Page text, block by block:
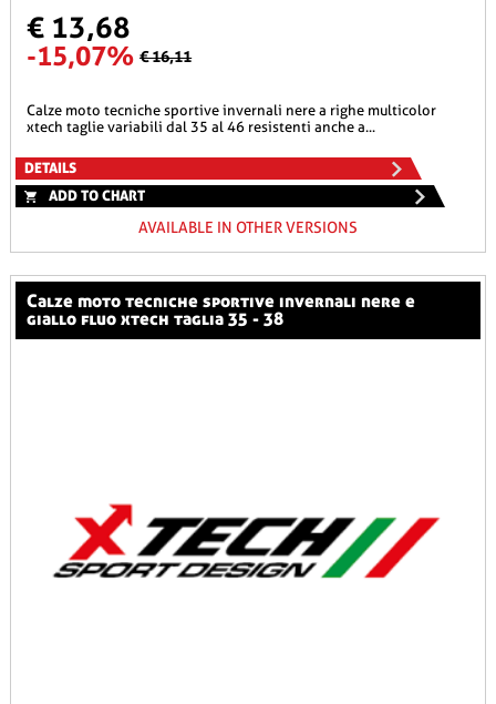
€ 13,68
-15,07% € 16,11
calze moto tecniche sportive invernali nere a righe multicolor
xtech taglie variabili dal 35 al 46 resistenti anche a...
DETAILS
ADD TO CHART
AVAILABLE IN OTHER VERSIONS
calze moto tecniche sportive invernali nere e
giallo fluo xtech taglia 35 - 38